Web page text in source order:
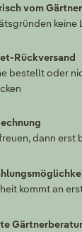
vom Gärtner
Rückversand
bestellt oder
dann erst
kommt an